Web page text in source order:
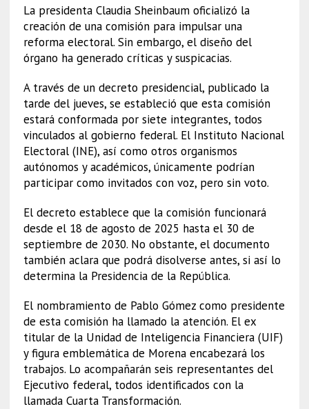
La presidenta Claudia Sheinbaum oficializó la
creación de una comisión para impulsar una
reforma electoral. Sin embargo, el diseño del
órgano ha generado críticas y suspicacias.
A través de un decreto presidencial, publicado la
tarde del jueves, se estableció que esta comisión
estará conformada por siete integrantes, todos
vinculados al gobierno federal. El Instituto Nacional
Electoral (INE), así como otros organismos
autónomos y académicos, únicamente podrían
participar como invitados con voz, pero sin voto.
El decreto establece que la comisión funcionará
desde el 18 de agosto de 2025 hasta el 30 de
septiembre de 2030. No obstante, el documento
también aclara que podrá disolverse antes, si así lo
determina la Presidencia de la República.
El nombramiento de Pablo Gómez como presidente
de esta comisión ha llamado la atención. El ex
titular de la Unidad de Inteligencia Financiera (UIF)
y figura emblemática de Morena encabezará los
trabajos. Lo acompañarán seis representantes del
Ejecutivo federal, todos identificados con la
llamada Cuarta Transformación.